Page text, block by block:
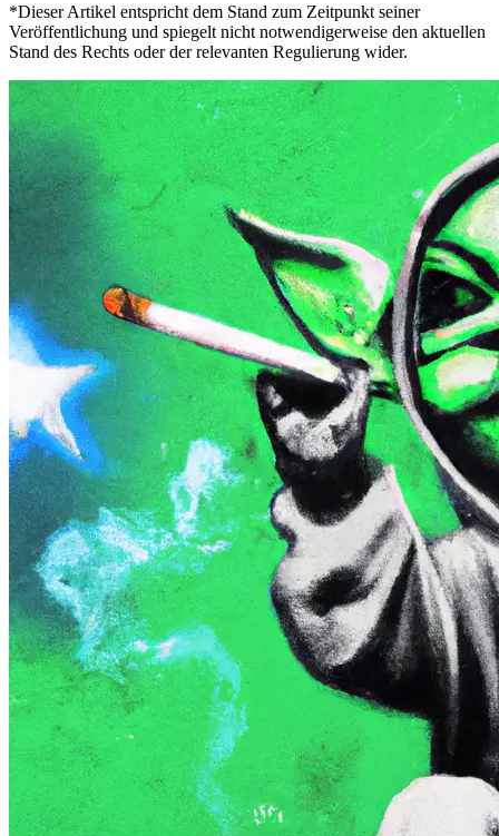
*Dieser Artikel entspricht dem Stand zum Zeitpunkt seiner
Veröffentlichung und spiegelt nicht notwendigerweise den aktuellen
Stand des Rechts oder der relevanten Regulierung wider.